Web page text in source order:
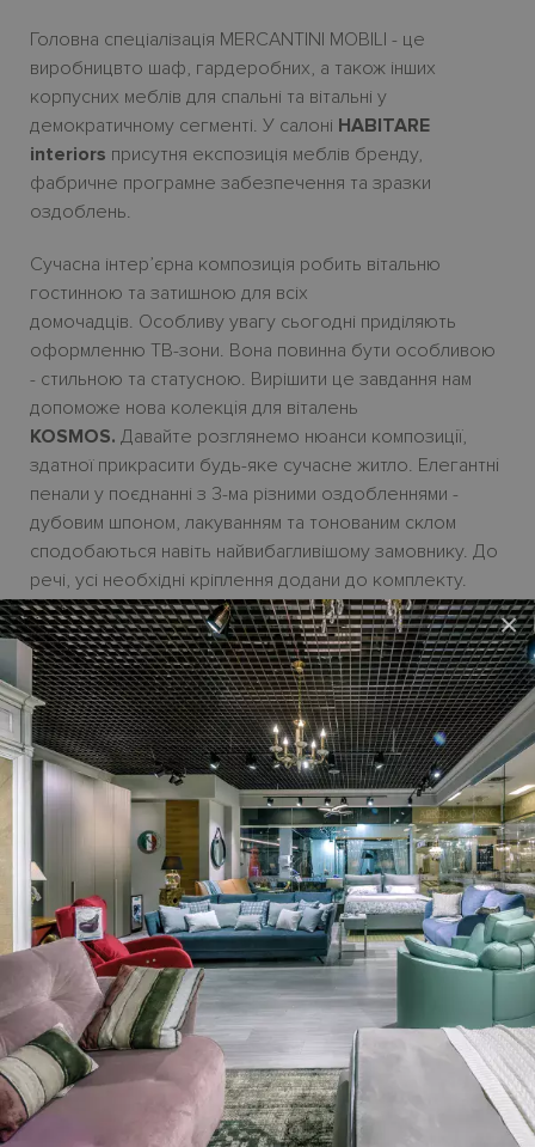
×
Головна спеціалізація MERCANTINI MOBILI - це
виробницвто шаф, гардеробних, а також інших
корпусних меблів для спальні та вітальні у
демократичному сегменті. У салоні HABITARE
interiors присутня експозиція меблів бренду,
фабричне програмне забезпечення та зразки
оздоблень.
Сучасна інтер’єрна композиція робить вітальню
гостинною та затишною для всіх
домочадців. Особливу увагу сьогодні приділяють
оформленню ТВ-зони. Вона повинна бути особливою
- стильною та статусною. Вирішити це завдання нам
допоможе нова колекцiя для віталень
KOSMOS. Давайте розглянемо нюанси композицiï,
здатної прикрасити будь-яке сучасне житло. Елегантнi
пенали у поєднанні з 3-ма різними оздобленнями -
дубовим шпоном, лакуванням та тонованим склом
сподобаються навіть найвибагливішому замовнику. До
речі, усі необхідні кріплення додани до комплекту.
МАТЕРІАЛИТВ-композиції:
Корпуспеналів та полиць - екологічно чистий ДСП
класу E1 та МДФ.
Фасадипеналів- натуральний дубовий шпон, матове
лакування та прозоре скло з бронзовим відтінком.
пеналів - SALICE, Італія, з доводчиками та
плавним ходом.
Ми рекомендуемо звертатися до менеджерів салону
HABITARE interiorsза розробкоюбезкоштовного
проектузгідно завдання та індивідуальних розмірів.
Термін постачання з Італіїдо 3-х місяців
Гарантійний термін - 24 місяця.